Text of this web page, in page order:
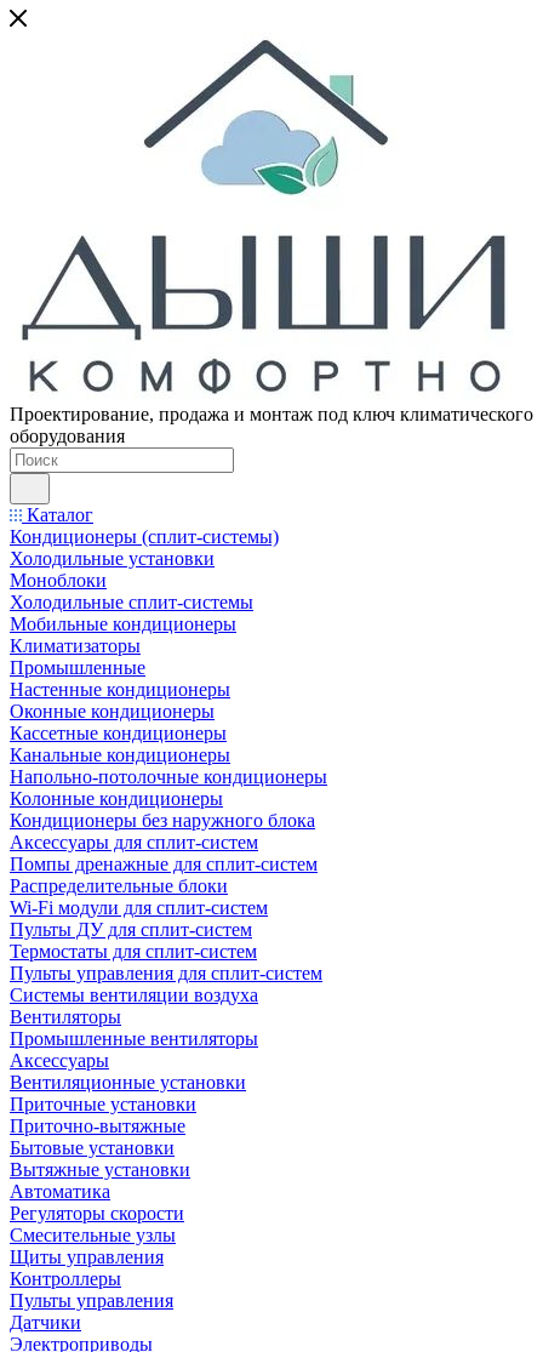
Проектирование, продажа и монтаж под ключ климатического
оборудования
Каталог
Кондиционеры (сплит-системы)
Холодильные установки
Моноблоки
Холодильные сплит-системы
Мобильные кондиционеры
Климатизаторы
Промышленные
Настенные кондиционеры
Оконные кондиционеры
Кассетные кондиционеры
Канальные кондиционеры
Напольно-потолочные кондиционеры
Колонные кондиционеры
Кондиционеры без наружного блока
Аксессуары для сплит-систем
Помпы дренажные для сплит-систем
Распределительные блоки
Wi-Fi модули для сплит-систем
Пульты ДУ для сплит-систем
Термостаты для сплит-систем
Пульты управления для сплит-систем
Системы вентиляции воздуха
Вентиляторы
Промышленные вентиляторы
Аксессуары
Вентиляционные установки
Приточные установки
Приточно-вытяжные
Бытовые установки
Вытяжные установки
Автоматика
Регуляторы скорости
Смесительные узлы
Щиты управления
Контроллеры
Пульты управления
Датчики
Электроприводы